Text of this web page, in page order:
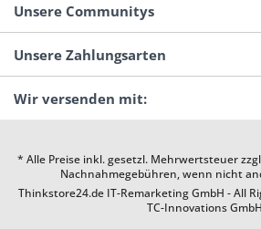
Unsere Communitys
Unsere Zahlungsarten
Wir versenden mit:
* Alle Preise inkl. gesetzl. Mehrwertsteuer
Nachnahmegebühren, wenn nicht
Thinkstore24.de IT-Remarketing GmbH - All
TC-Innovations GmbH